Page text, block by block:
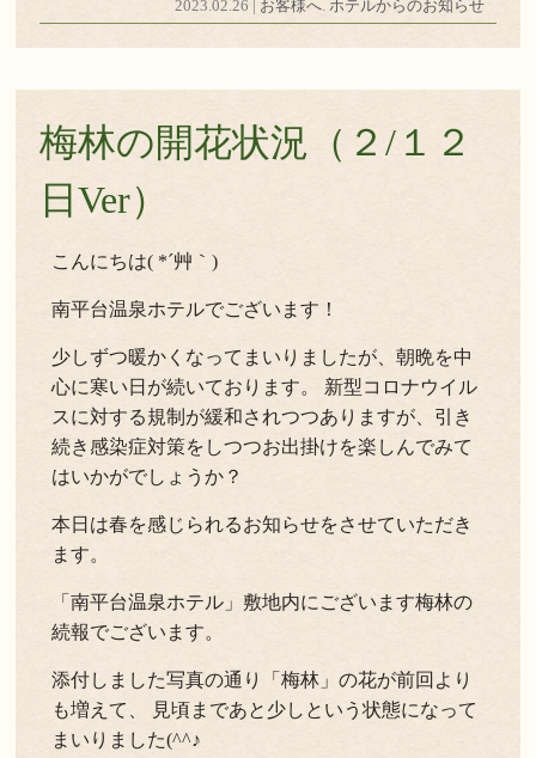
2023.02.26 | お客様へ. ホテルからのお知らせ
梅林の開花状況（２/１２
日Ver）
こんにちは( *´艸｀)
南平台温泉ホテルでございます！
少しずつ暖かくなってまいりましたが、朝晩を中
心に寒い日が続いております。 新型コロナウイル
スに対する規制が緩和されつつありますが、引き
続き感染症対策をしつつお出掛けを楽しんでみて
はいかがでしょうか？
本日は春を感じられるお知らせをさせていただき
ます。
「南平台温泉ホテル」敷地内にございます梅林の
続報でございます。
添付しました写真の通り「梅林」の花が前回より
も増えて、 見頃まであと少しという状態になって
まいりました(^^♪